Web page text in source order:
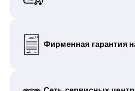
Фирменная гарантия